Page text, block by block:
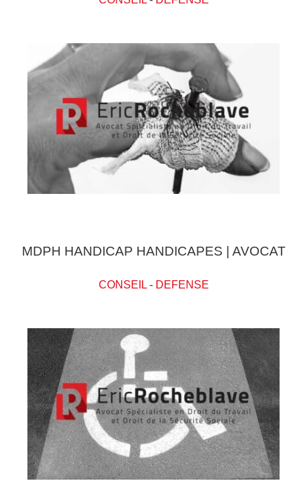
MDPH HANDICAP HANDICAPES | AVOCAT
CONSEIL- DEFENSE